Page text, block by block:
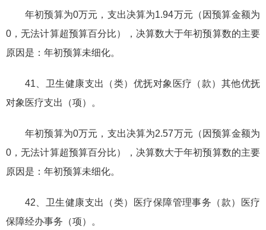
年初预算为0万元，支出决算为1.94万元（因预算金额为
0，无法计算超预算百分比），决算数大于年初预算数的主要
原因是：年初预算未细化。
41、卫生健康支出（类）优抚对象医疗（款）其他优抚
对象医疗支出（项）。
年初预算为0万元，支出决算为2.57万元（因预算金额为
0，无法计算超预算百分比），决算数大于年初预算数的主要
原因是：年初预算未细化。
42、卫生健康支出（类）医疗保障管理事务（款）医疗
保障经办事务（项）。